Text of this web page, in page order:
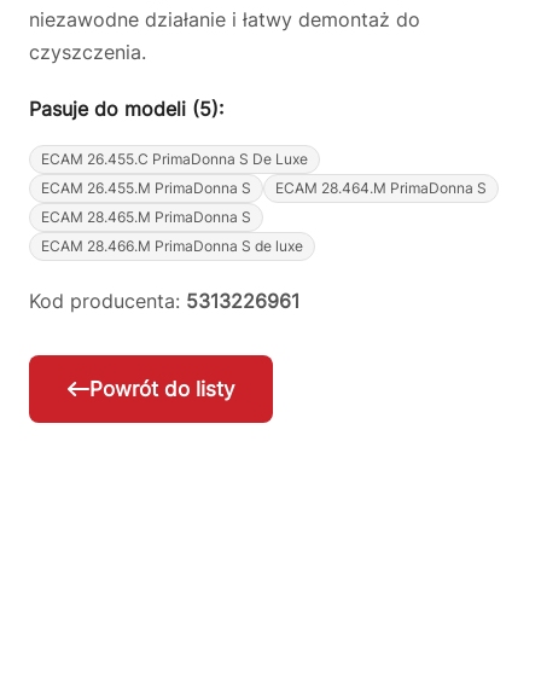
niezawodne działanie i łatwy demontaż do
czyszczenia.
Pasuje do modeli (5):
ECAM 26.455.C PrimaDonna S De Luxe
ECAM 26.455.M PrimaDonna S
ECAM 28.464.M PrimaDonna S
ECAM 28.465.M PrimaDonna S
ECAM 28.466.M PrimaDonna S de luxe
Kod producenta: 5313226961
Powrót do listy